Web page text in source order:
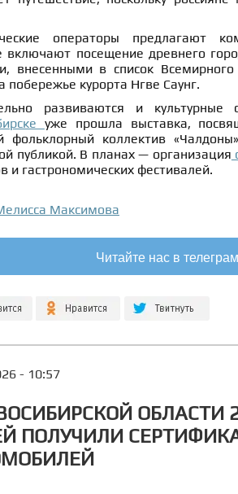
операторы предлагают
включают посещение древнего
внесенными в список
побережье курорта Нгве Саунг.
развиваются и
уже прошла выставка,
фольклорный коллектив
публикой. В планах — организация
и гастрономических фестивалей.
Максимова
Читайте нас в телеграм
- 10:57
ОБЛАСТИ
ПОЛУЧИЛИ